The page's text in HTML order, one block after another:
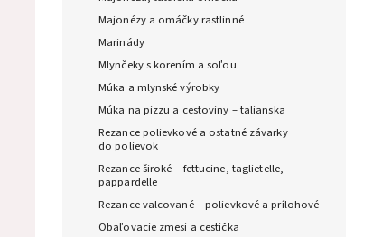
Majonézy a omáčky rastlinné
Marinády
Mlynčeky s korením a soľou
Múka a mlynské výrobky
Múka na pizzu a cestoviny – talianska
Rezance polievkové a ostatné závarky
do polievok
Rezance široké – fettucine, taglietelle,
pappardelle
Rezance valcované – polievkové a prílohové
Obaľovacie zmesi a cestíčka